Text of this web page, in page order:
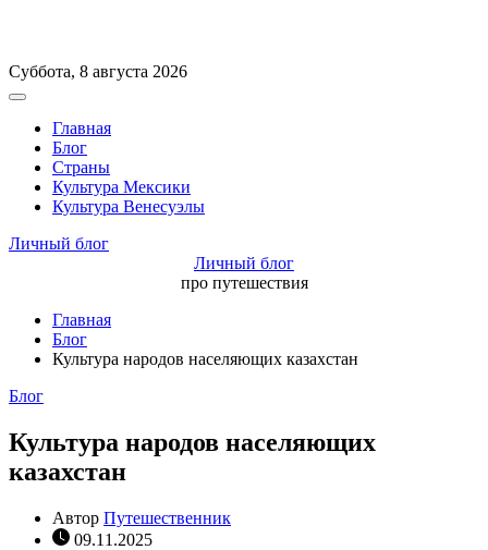
Перейти
к
Суббота, 8 августа 2026
Вне
холстаГлавная
Блог
Страны
Культура Мексики
Культура Венесуэлы
Личный блог
Личный блог
про путешествия
Главная
Блог
Культура народов населяющих казахстан
Рубрики
Блог
Культура народов населяющих
казахстан
Автор Путешественник
09.11.2025